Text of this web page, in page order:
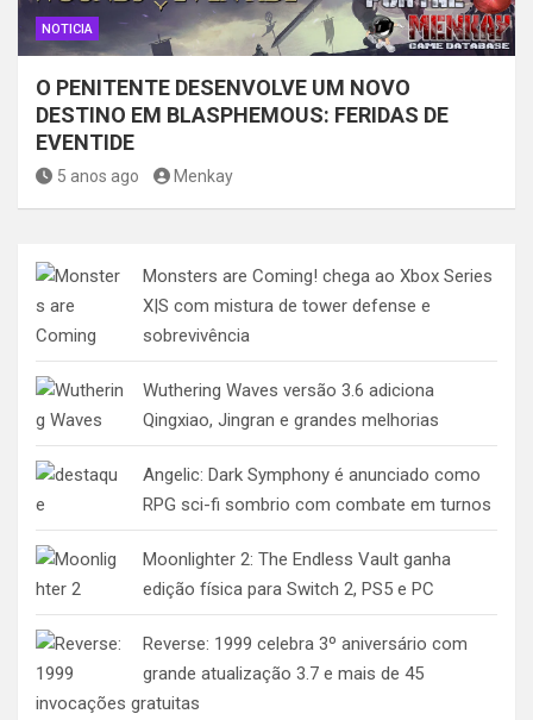
NOTICIA
O PENITENTE DESENVOLVE UM NOVO
DESTINO EM BLASPHEMOUS: FERIDAS DE
EVENTIDE
5 anos ago Menkay
Monsters are Coming! chega ao Xbox Series
X|S com mistura de tower defense e
sobrevivência
Wuthering Waves versão 3.6 adiciona
Qingxiao, Jingran e grandes melhorias
Angelic: Dark Symphony é anunciado como
RPG sci-fi sombrio com combate em turnos
Moonlighter 2: The Endless Vault ganha
edição física para Switch 2, PS5 e PC
Reverse: 1999 celebra 3º aniversário com
grande atualização 3.7 e mais de 45
invocações gratuitas